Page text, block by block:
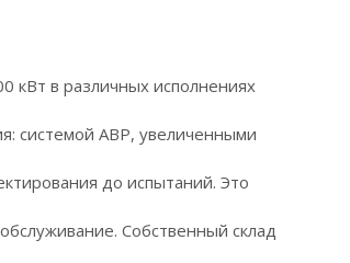
в различных исполнениях
системой АВР, увеличенными
до испытаний. Это
Собственный склад